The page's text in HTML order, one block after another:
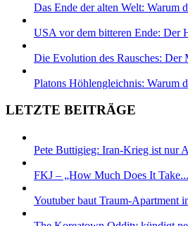
Das Ende der alten Welt: Warum
USA vor dem bitteren Ende: Der
Die Evolution des Rausches: Der
Platons Höhlengleichnis: Warum
LETZTE BEITRÄGE
Pete Buttigieg: Iran-Krieg ist nur
FKJ – „How Much Does It Take...
Youtuber baut Traum-Apartment